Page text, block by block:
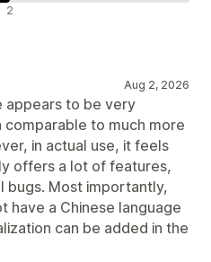
2
Aug 2, 2026
appears to be very
to much more
in actual use, it feels
offers a lot of features,
bugs. Most importantly,
have a Chinese language
can be added in the